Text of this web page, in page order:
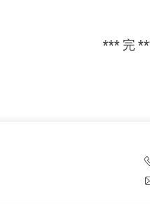
*** 完